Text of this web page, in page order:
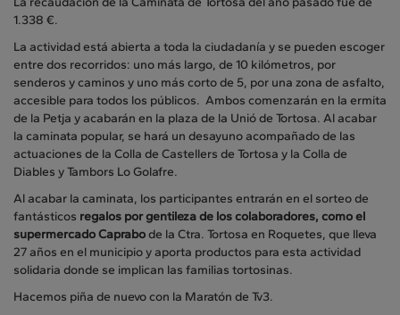
1.338 €.
La actividad está abierta a toda la ciudadanía y se pueden escoger
entre dos recorridos: uno más largo, de 10 kilómetros, por
senderos y caminos y uno más corto de 5, por una zona de asfalto,
accesible para todos los públicos. Ambos comenzarán en la ermita
de la Petja y acabarán en la plaza de la Unió de Tortosa. Al acabar
la caminata popular, se hará un desayuno acompañado de las
actuaciones de la Colla de Castellers de Tortosa y la Colla de
Diables y Tambors Lo Golafre.
Al acabar la caminata, los participantes entrarán en el sorteo de
fantásticos regalos por gentileza de los colaboradores, como el
supermercado Caprabode la Ctra. Tortosa en Roquetes, que lleva
27 años en el municipio y aporta productos para esta actividad
solidaria donde se implican las familias tortosinas.
Hacemos piña de nuevo con la Maratón de Tv3.